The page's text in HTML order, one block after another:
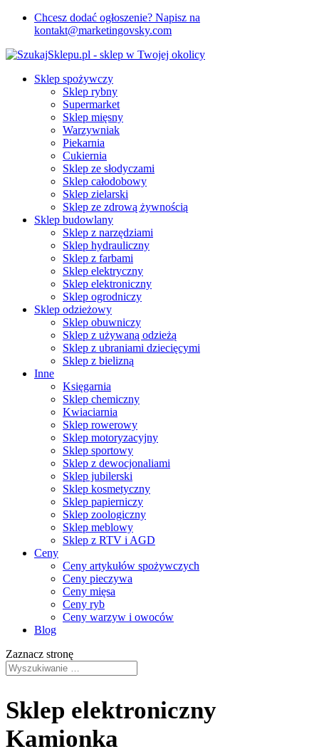
Chcesz dodać ogłoszenie? Napisz na
kontakt@marketingovsky.com
Sklep spożywczy
Sklep rybny
Supermarket
Sklep mięsny
Warzywniak
Piekarnia
Cukiernia
Sklep ze słodyczami
Sklep całodobowy
Sklep zielarski
Sklep ze zdrową żywnością
Sklep budowlany
Sklep z narzędziami
Sklep hydrauliczny
Sklep z farbami
Sklep elektryczny
Sklep elektroniczny
Sklep ogrodniczy
Sklep odzieżowy
Sklep obuwniczy
Sklep z używaną odzieżą
Sklep z ubraniami dziecięcymi
Sklep z bielizną
Inne
Księgarnia
Sklep chemiczny
Kwiaciarnia
Sklep rowerowy
Sklep motoryzacyjny
Sklep sportowy
Sklep z dewocjonaliami
Sklep jubilerski
Sklep kosmetyczny
Sklep papierniczy
Sklep zoologiczny
Sklep meblowy
Sklep z RTV i AGD
Ceny
Ceny artykułów spożywczych
Ceny pieczywa
Ceny mięsa
Ceny ryb
Ceny warzyw i owoców
Blog
Zaznacz stronę
Sklep elektroniczny
Kamionka